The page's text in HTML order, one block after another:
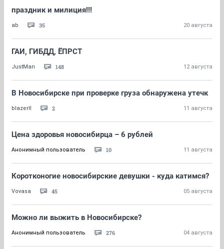
праздник и милиция!!!
ab 35 20 августа
ГАИ, ГИБДД, ЁПРСТ
JustMan 148 12 августа
В Новосибирске при проверке груза обнаружена утечк
blazerII 2 11 августа
Цена здоровья новосибирца – 6 рублей
Анонимный пользователь 10 11 августа
Коротконогие новосибирские девушки - куда катимся?
Vovasa 45 05 августа
Можно ли выжить в Новосибирске?
Анонимный пользователь 276 04 августа